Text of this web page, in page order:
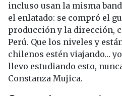
incluso usan la misma
el enlatado: se compró el
producción y la dirección,
Perú. Que los niveles y
chilenos estén viajando…
llevo estudiando esto,
Constanza Mujica.